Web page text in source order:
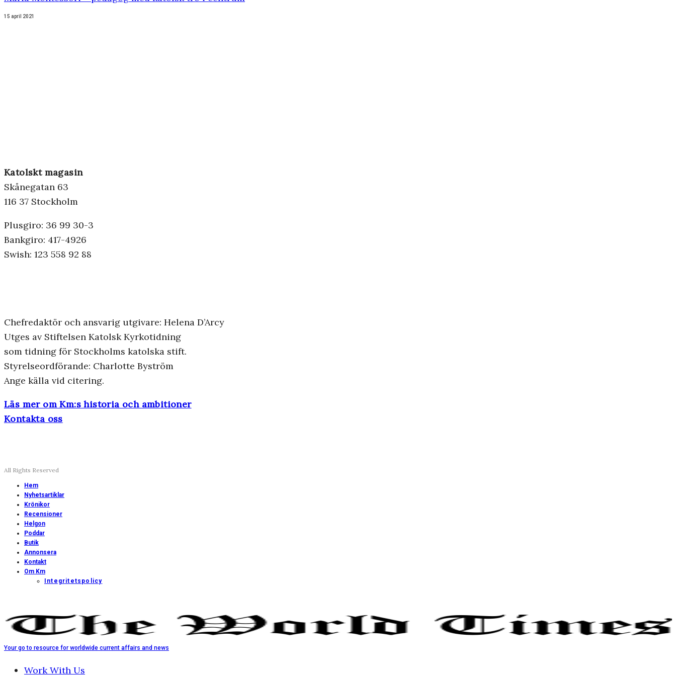
15 april 2021
Katolskt magasin
Skånegatan 63
116 37 Stockholm
Plusgiro: 36 99 30-3
Bankgiro: 417-4926
Swish: 123 558 92 88
Chefredaktör och ansvarig utgivare: Helena D’Arcy
Utges av Stiftelsen Katolsk Kyrkotidning
som tidning för Stockholms katolska stift.
Styrelseordförande: Charlotte Byström
Ange källa vid citering.
Läs mer om Km:s historia och ambitioner
Kontakta oss
All Rights Reserved
Hem
Nyhetsartiklar
Krönikor
Recensioner
Helgon
Poddar
Butik
Annonsera
Kontakt
Om Km
Integritetspolicy
Your go to resource for worldwide current affairs and news
Work With Us